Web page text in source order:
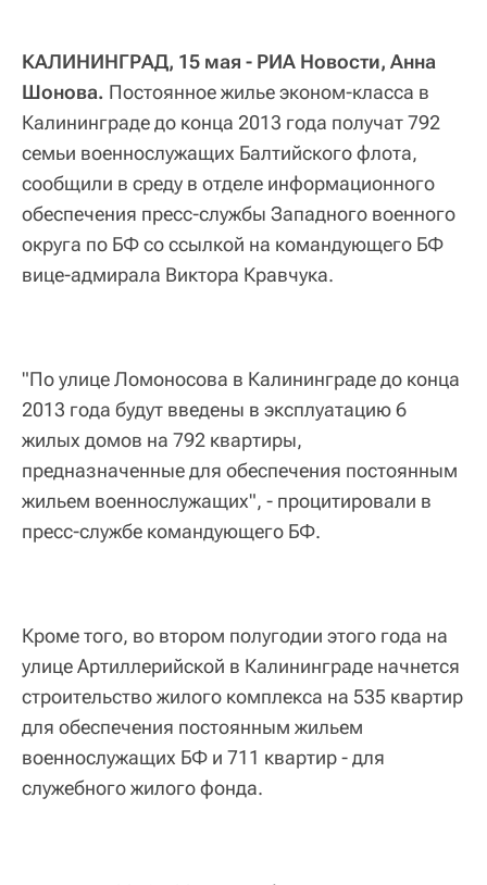
КАЛИНИНГРАД, 15 мая - РИА Новости, Анна
Шонова. Постоянное жилье эконом-класса в
Калининграде до конца 2013 года получат 792
семьи военнослужащих Балтийского флота,
сообщили в среду в отделе информационного
обеспечения пресс-службы Западного военного
округа по БФ со ссылкой на командующего БФ
вице-адмирала Виктора Кравчука.
"По улице Ломоносова в Калининграде до конца
2013 года будут введены в эксплуатацию 6
жилых домов на 792 квартиры,
предназначенные для обеспечения постоянным
жильем военнослужащих", - процитировали в
пресс-службе командующего БФ.
Кроме того, во втором полугодии этого года на
улице Артиллерийской в Калининграде начнется
строительство жилого комплекса на 535 квартир
для обеспечения постоянным жильем
военнослужащих БФ и 711 квартир - для
служебного жилого фонда.